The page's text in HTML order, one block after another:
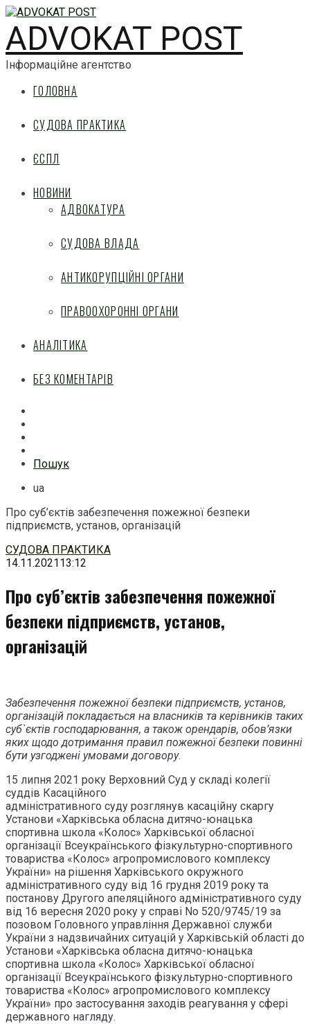
ADVOKAT POST
Інформаційне агентство
ГОЛОВНА
СУДОВА ПРАКТИКА
ЄСПЛ
НОВИНИ
АДВОКАТУРА
СУДОВА ВЛАДА
АНТИКОРУПЦІЙНІ ОРГАНИ
ПРАВООХОРОННІ ОРГАНИ
АНАЛІТИКА
БЕЗ КОМЕНТАРІВ
Пошук
ua
Про суб’єктів забезпечення пожежної безпеки
підприємств, установ, організацій
Перейти
до
СУДОВА ПРАКТИКА
14.11.202113:12
Про суб’єктів забезпечення пожежної
безпеки підприємств, установ,
організацій
Забезпечення пожежної безпеки підприємств, установ,
організацій покладається на власників та керівників таких
суб`єктів господарювання, а також орендарів, обов’язки
яких щодо дотримання правил пожежної безпеки повинні
бути узгоджені умовами договору.
15 липня 2021 року Верховний Суд у складі колегії
суддів Касаційного
адміністративного суду розглянув касаційну скаргу
Установи «Харківська обласна дитячо-юнацька
спортивна школа «Колос» Харківської обласної
організації Всеукраїнського фізкультурно-спортивного
товариства «Колос» агропромислового комплексу
України» на рішення Харківського окружного
адміністративного суду від 16 грудня 2019 року та
постанову Другого апеляційного адміністративного суду
від 16 вересня 2020 року у справі No 520/9745/19 за
позовом Головного управління Державної служби
України з надзвичайних ситуацій у Харківській області до
Установи «Харківська обласна дитячо-юнацька
спортивна школа «Колос» Харківської обласної
організації Всеукраїнського фізкультурно-спортивного
товариства «Колос» агропромислового комплексу
України» про застосування заходів реагування у сфері
державного нагляду.